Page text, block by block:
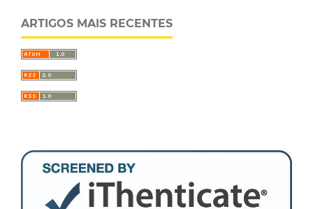
ARTIGOS MAIS RECENTES